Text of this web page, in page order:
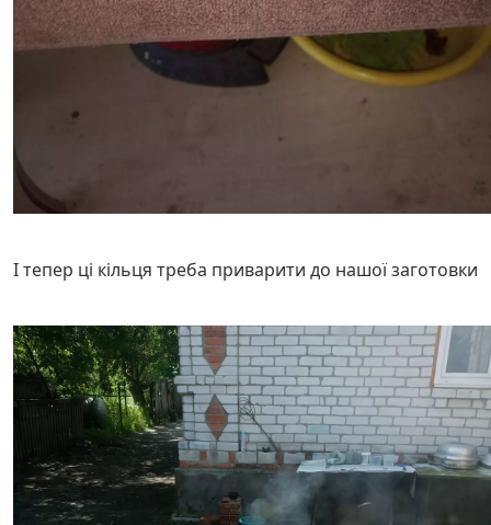
І тепер ці кільця треба приварити до нашої заготовки